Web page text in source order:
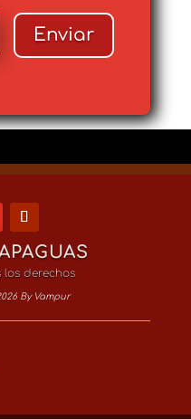
Enviar
los derechos
By Vampur